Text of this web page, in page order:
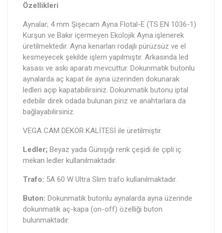
Özellikleri
Aynalar; 4 mm Şişecam Ayna Flotal-E (TS EN 1036-1)
Kurşun ve Bakır içermeyen Ekolojik Ayna işlenerek
üretilmektedir. Ayna kenarları rodajlı pürüzsüz ve el
kesmeyecek şekilde işlem yapılmıştır. Arkasında led
kasası ve askı aparatı mevcuttur. Dokunmatik butonlu
aynalarda aç kapat ile ayna üzerinden dokunarak
ledleri açıp kapatabilirsiniz. Dokunmatik butonu iptal
edebilir direk odada bulunan piriz ve anahtarlara da
bağlayabilirsiniz.
VEGA CAM DEKOR KALİTESİ ile üretilmiştir.
Ledler; Beyaz yada Günışığı renk çeşidi ile çipli iç
mekan ledler kullanılmaktadır.
Trafo: 5A 60 W Ultra Slim trafo kullanılmaktadır.
Buton: Dokunmatik butonlu aynalarda ayna üzerinde
dokunmatik aç-kapa (on-off) özelliği buton
bulunmaktadır.